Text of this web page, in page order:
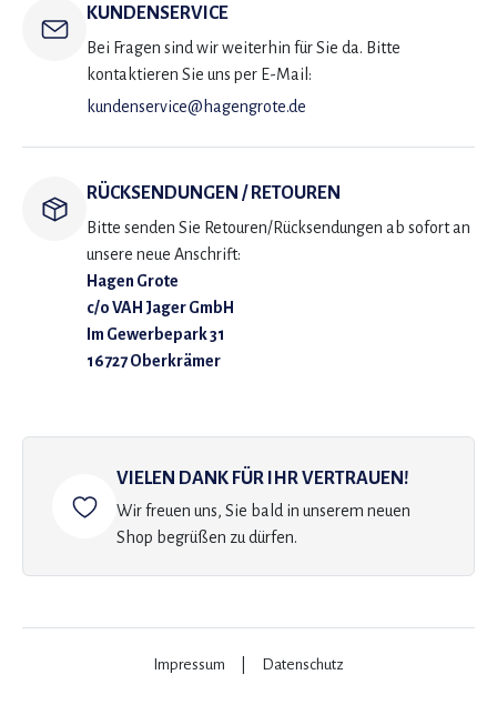
KUNDENSERVICE
Bei Fragen sind wir weiterhin für Sie da. Bitte
kontaktieren Sie uns per E-Mail:
kundenservice@hagengrote.de
RÜCKSENDUNGEN / RETOUREN
Bitte senden Sie Retouren/Rücksendungen ab sofort an
unsere neue Anschrift:
Hagen Grote
c/o VAH Jager GmbH
Im Gewerbepark 31
16727 Oberkrämer
VIELEN DANK FÜR IHR VERTRAUEN!
Wir freuen uns, Sie bald in unserem neuen
Shop begrüßen zu dürfen.
Impressum Datenschutz